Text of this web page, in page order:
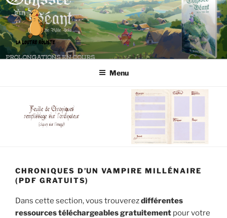
Aller
au
contenu
principal
LA LOUTRE RÔLISTE
Editeur de jeux de rôle et boutique en ligne spécialisée
Menu
CHRONIQUES D’UN VAMPIRE MILLÉNAIRE
(PDF GRATUITS)
Dans cette section, vous trouverezdifférentes
ressources téléchargeables gratuitement pour votre